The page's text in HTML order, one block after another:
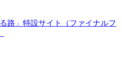
路」特設サイト（ファイナルフ